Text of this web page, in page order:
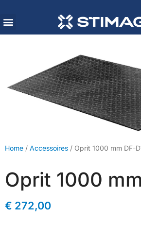
Home / Accessoires / Oprit 1000 mm DF-
Oprit 1000
€ 272,00